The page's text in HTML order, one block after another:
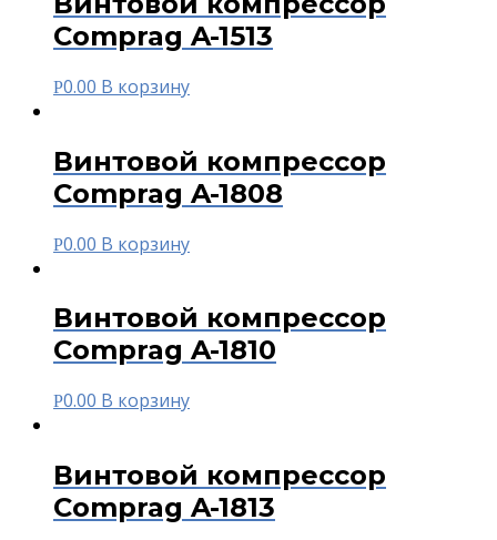
Comprag A-1513
Р0.00 В корзину
Винтовой компрессор
Comprag A-1808
Р0.00 В корзину
Винтовой компрессор
Comprag A-1810
Р0.00 В корзину
Винтовой компрессор
Comprag A-1813